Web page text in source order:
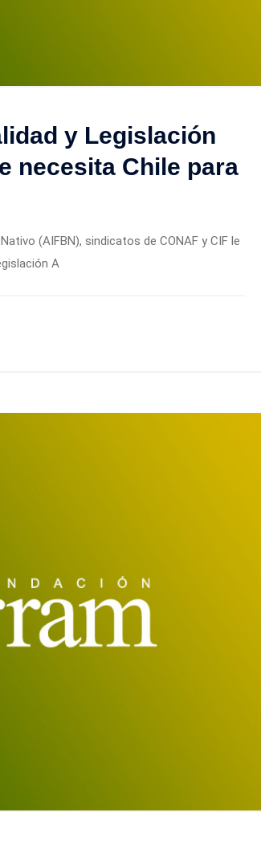
y Legislación
necesita Chile para
(AIFBN), sindicatos de CONAF y CIF le
A